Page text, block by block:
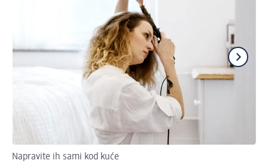
Napravite ih sami kod kuće